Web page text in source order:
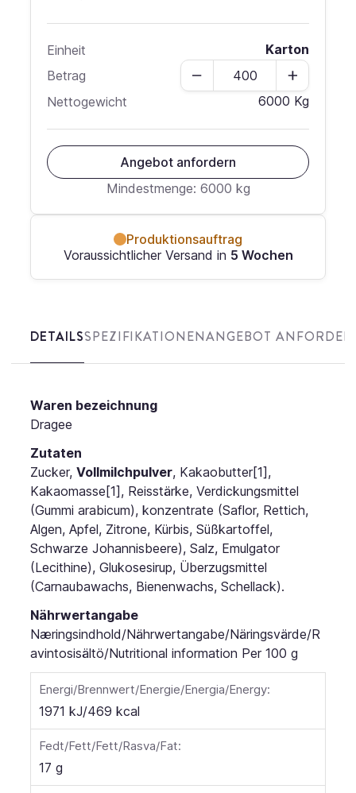
DETAILSSPEZIFIKATIONENANGEBOT
Waren bezeichnung
Dragee
Zutaten
Zucker, Vollmilchpulver, Kakaobutter[1],
Kakaomasse[1], Reisstärke, Verdickungsmittel
(Gummi arabicum), konzentrate (Saflor, Rettich,
Algen, Apfel, Zitrone, Kürbis, Süßkartoffel,
Schwarze Johannisbeere), Salz, Emulgator
(Lecithine), Glukosesirup, Überzugsmittel
(Carnaubawachs, Bienenwachs, Schellack).
Nährwertangabe
Næringsindhold/Nährwertangabe/Näringsvärde/R
avintosisältö/Nutritional information Per 100 g
Energi/Brennwert/Energie/Energia/Energy:
1971 kJ/469 kcal
Fedt/Fett/Fett/Rasva/Fat:
17 g
Einheit
Karton
Betrag
Menge
Nettogewicht 6000 Kg
Angebot anfordern
Mindestmenge: 6000 kg
Produktionsauftrag
Voraussichtlicher Versand in 5 Wochen